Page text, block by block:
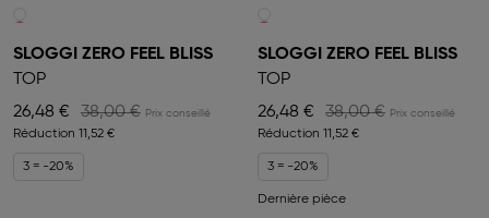
SLOGGI ZERO FEEL BLISS
TOP
26,48 €
38,00 €
Réduction 11,52 €
3 = -20%
SLOGGI ZERO FEEL BLISS
TOP
26,48 €
38,00 €
Réduction 11,52 €
3 = -20%
Dernière pièce